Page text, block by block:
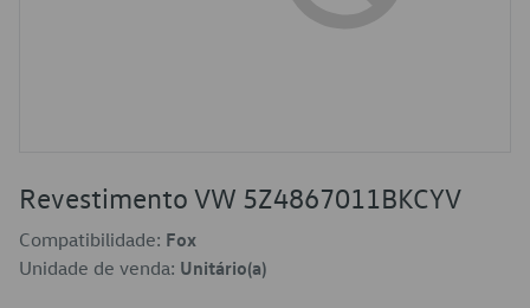
Revestimento VW 5Z4867011BKCYV
Compatibilidade: Fox
Unidade de venda: Unitário(a)